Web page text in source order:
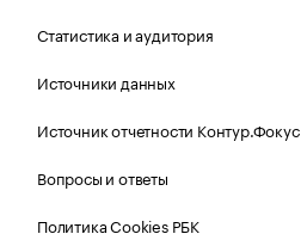
Статистика и аудитория
Источники данных
Источник отчетности Контур.Фокус
Вопросы и ответы
Политика Cookies РБК